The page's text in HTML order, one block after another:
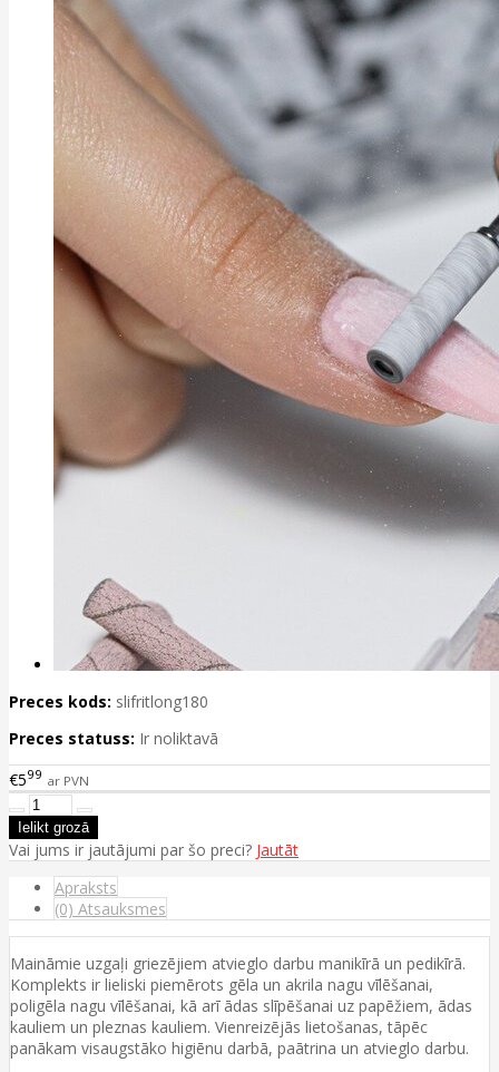
Preces kods: slifritlong180
Preces statuss: Ir noliktavā
€599 ar PVN
Vai jums ir jautājumi par šo preci? Jautāt
Apraksts
(0) Atsauksmes
Maināmie uzgaļi griezējiem atvieglo darbu manikīrā un pedikīrā.
Komplekts ir lieliski piemērots gēla un akrila nagu vīlēšanai,
poligēla nagu vīlēšanai, kā arī ādas slīpēšanai uz papēžiem, ādas
kauliem un pleznas kauliem. Vienreizējās lietošanas, tāpēc
panākam visaugstāko higiēnu darbā, paātrina un atvieglo darbu.